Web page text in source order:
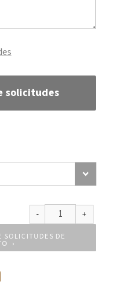
solicitudes
SOLICITUDES DE